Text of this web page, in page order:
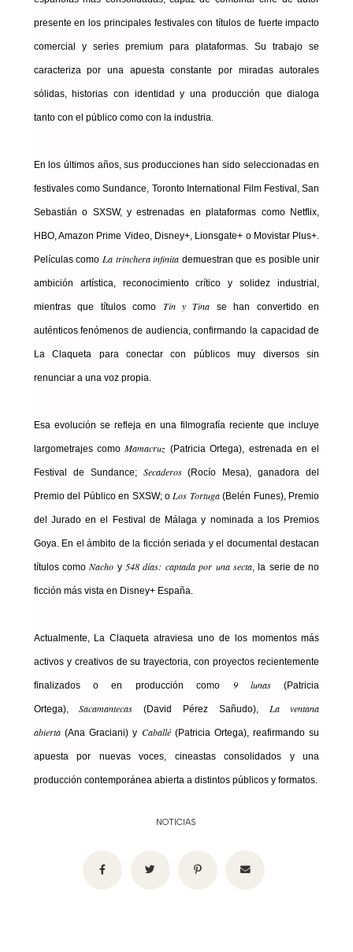
presente en los principales festivales con títulos de fuerte impacto
comercial y series premium para plataformas. Su trabajo se
caracteriza por una apuesta constante por miradas autorales
sólidas, historias con identidad y una producción que dialoga
tanto con el público como con la industria.
En los últimos años, sus producciones han sido seleccionadas en
festivales como Sundance, Toronto International Film Festival, San
Sebastián o SXSW, y estrenadas en plataformas como Netflix,
HBO, Amazon Prime Video, Disney+, Lionsgate+ o Movistar Plus+.
Películas como La trinchera infinita demuestran que es posible unir
ambición artística, reconocimiento crítico y solidez industrial,
mientras que títulos como Tin y Tina se han convertido en
auténticos fenómenos de audiencia, confirmando la capacidad de
La Claqueta para conectar con públicos muy diversos sin
renunciar a una voz propia.
Esa evolución se refleja en una filmografía reciente que incluye
largometrajes comoMamacruz (Patricia Ortega), estrenada en el
Festival de Sundance; Secaderos(Rocío Mesa), ganadora del
Premio del Público en SXSW; oLos Tortuga(Belén Funes), Premio
del Jurado en el Festival de Málaga y nominada a los Premios
Goya. En el ámbito de la ficción seriada y el documental destacan
títulos comoNacho y548 días: captada por una secta, la serie de no
ficción más vista en Disney+ España.
Actualmente, La Claqueta atraviesa uno de los momentos más
activos y creativos de su trayectoria, con proyectos recientemente
finalizados o en producción como 9 lunas (Patricia
Ortega),Sacamantecas (David Pérez Sañudo), La ventana
abierta(Ana Graciani) y Caballé(Patricia Ortega), reafirmando su
apuesta por nuevas voces, cineastas consolidados y una
producción contemporánea abierta a distintos públicos y formatos.
NOTICIAS